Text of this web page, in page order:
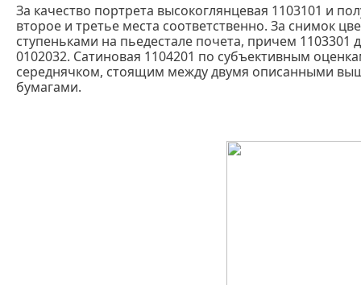
За качество портрета высокоглянцевая 1103101 и
второе и третье места соответственно. За снимок
ступеньками на пьедестале почета, причем
0102032. Сатиновая 1104201 по субъективным
середнячком, стоящим между двумя описанными
бумагами.